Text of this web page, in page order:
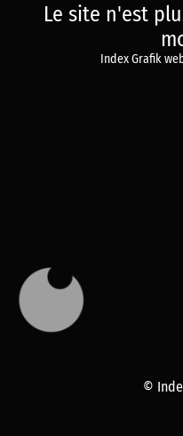
Le site n'est
Index Grafik
©